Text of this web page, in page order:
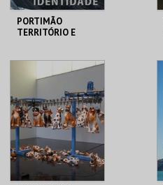
PORTIMÃO
TERRITÓRIO E
PORTIMÃO
MAIS INFO
COMPRAR